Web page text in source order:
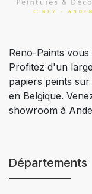
Reno-Paints
Profitez d'un
papiers peints
en Belgique.
showroom à
Départements